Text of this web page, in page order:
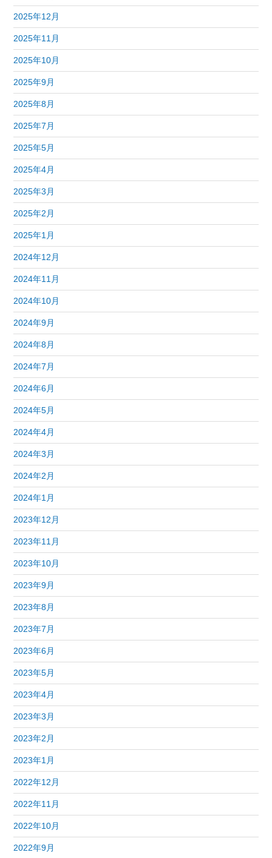
2025年12月
2025年11月
2025年10月
2025年9月
2025年8月
2025年7月
2025年5月
2025年4月
2025年3月
2025年2月
2025年1月
2024年12月
2024年11月
2024年10月
2024年9月
2024年8月
2024年7月
2024年6月
2024年5月
2024年4月
2024年3月
2024年2月
2024年1月
2023年12月
2023年11月
2023年10月
2023年9月
2023年8月
2023年7月
2023年6月
2023年5月
2023年4月
2023年3月
2023年2月
2023年1月
2022年12月
2022年11月
2022年10月
2022年9月